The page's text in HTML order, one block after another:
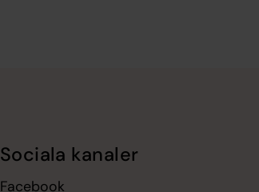
Sociala kanaler
Facebook